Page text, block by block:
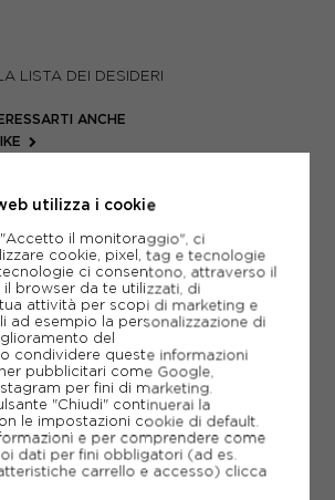
LISTA DEI DESIDERI
ANCHE
la taglia giusta?
utilizza i cookie
il monitoraggio", ci
cookie, pixel, tag e tecnologie
ci consentono, attraverso il
browser da te utilizzati, di
attività per scopi di marketing e
ad esempio la personalizzazione di
del
condividere queste informazioni
pubblicitari come Google,
per fini di marketing.
"Chiudi" continuerai la
le impostazioni cookie di default.
e per comprendere come
dati per fini obbligatori (ad es.
carrello e accesso) clicca